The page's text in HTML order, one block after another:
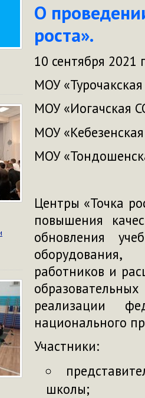
О
роста».
10 сентября
МОУ
МОУ
МОУ
МОУ
Центры «Точка
повышения
обновления
работников и
реализации
национального
Участники:
школы;